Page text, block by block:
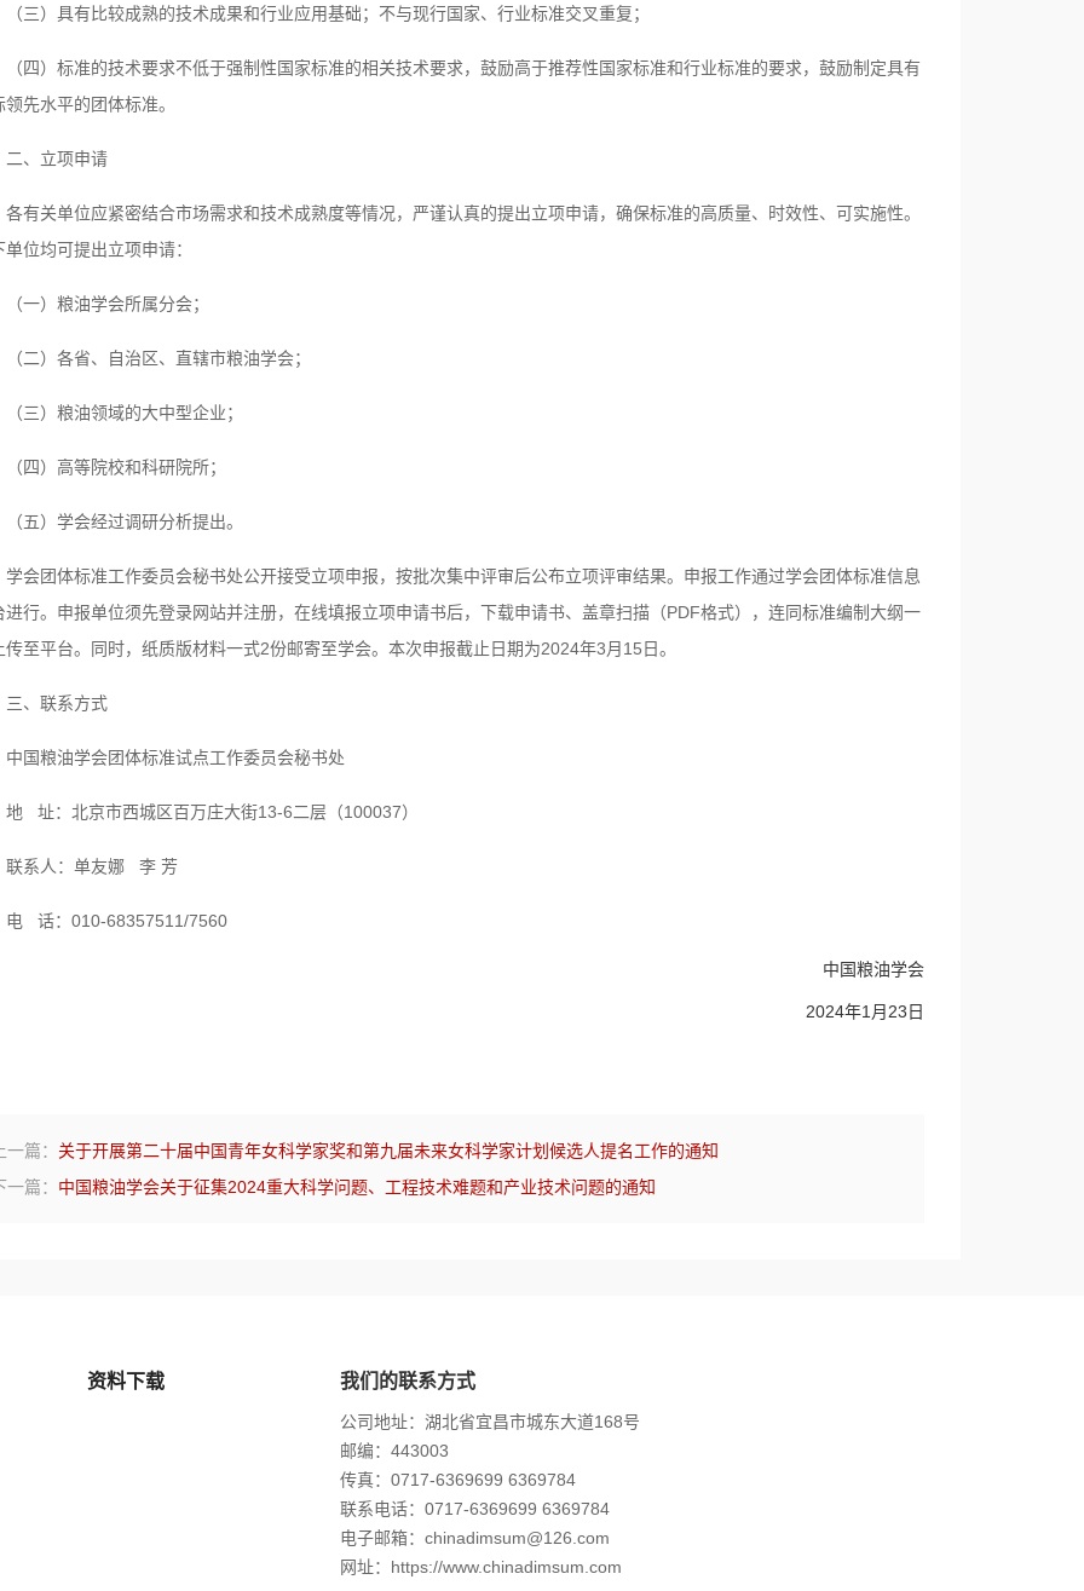
（三）具有比较成熟的技术成果和行业应用基础；不与现行国家、行业标准交叉重复；
（四）标准的技术要求不低于强制性国家标准的相关技术要求，鼓励高于推荐性国家标准和行业标准的要求，鼓励制定具有
领先水平的团体标准。
二、立项申请
各有关单位应紧密结合市场需求和技术成熟度等情况，严谨认真的提出立项申请，确保标准的高质量、时效性、可实施性。
单位均可提出立项申请：
（一）粮油学会所属分会；
（二）各省、自治区、直辖市粮油学会；
（三）粮油领域的大中型企业；
（四）高等院校和科研院所；
（五）学会经过调研分析提出。
学会团体标准工作委员会秘书处公开接受立项申报，按批次集中评审后公布立项评审结果。申报工作通过学会团体标准信息
进行。申报单位须先登录网站并注册，在线填报立项申请书后，下载申请书、盖章扫描（PDF格式），连同标准编制大纲一
传至平台。同时，纸质版材料一式2份邮寄至学会。本次申报截止日期为2024年3月15日。
三、联系方式
中国粮油学会团体标准试点工作委员会秘书处
地 址：北京市西城区百万庄大街13-6二层（100037）
联系人：单友娜 李 芳
电 话：010-68357511/7560
中国粮油学会
2024年1月23日
一篇： 关于开展第二十届中国青年女科学家奖和第九届未来女科学家计划候选人提名工作的通知
一篇： 中国粮油学会关于征集2024重大科学问题、工程技术难题和产业技术问题的通知
资料下载 我们的联系方式
公司地址：湖北省宜昌市城东大道168号
邮编：443003
传真：0717-6369699 6369784
联系电话：0717-6369699 6369784
电子邮箱：chinadimsum@126.com
网址：https://www.chinadimsum.com